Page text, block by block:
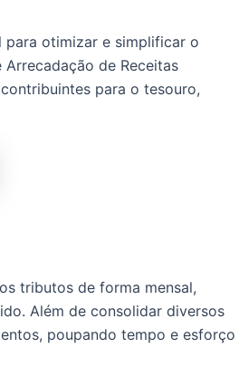
para otimizar e simplificar o
de Receitas
para o tesouro,
tributos de forma mensal,
Além de consolidar diversos
poupando tempo e esforço